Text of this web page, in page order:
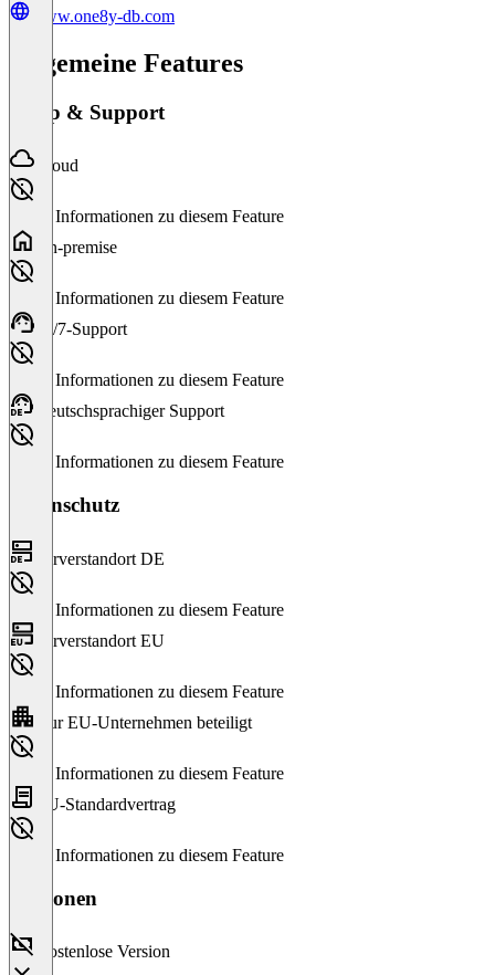
www.one8y-db.com
Allgemeine Features
Setup & Support
Cloud
Keine Informationen zu diesem Feature
On-premise
Keine Informationen zu diesem Feature
24/7-Support
Keine Informationen zu diesem Feature
Deutschsprachiger Support
Keine Informationen zu diesem Feature
Datenschutz
Serverstandort DE
Keine Informationen zu diesem Feature
Serverstandort EU
Keine Informationen zu diesem Feature
Nur EU-Unternehmen beteiligt
Keine Informationen zu diesem Feature
EU-Standardvertrag
Keine Informationen zu diesem Feature
Versionen
Kostenlose Version